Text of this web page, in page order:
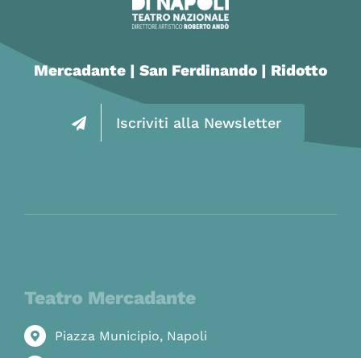
Mercadante | San Ferdinando | Ridotto
Iscriviti alla Newsletter
Teatro Mercadante
Piazza Municipio, Napoli